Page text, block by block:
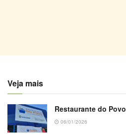
Veja mais
Restaurante do Povo
06/01/2026